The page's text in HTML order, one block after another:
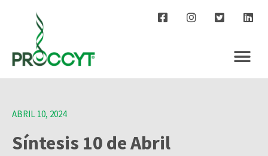
ABRIL 10, 2024
Síntesis 10 de Abril